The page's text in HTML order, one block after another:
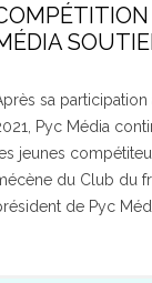
sa
Pyc Média
jeunes
du Club du
de Pyc